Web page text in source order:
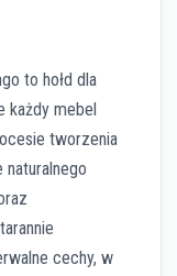
to hołd dla
każdy mebel
tworzenia
cechy, w